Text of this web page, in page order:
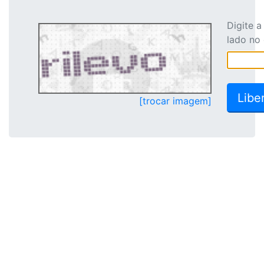
[trocar imagem]
Digite
lado no